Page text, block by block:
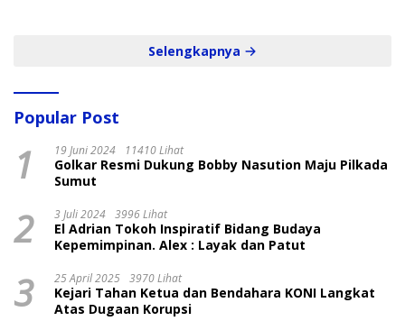
Selengkapnya
Popular Post
1 19 Juni 2024 11410 Lihat
Golkar Resmi Dukung Bobby Nasution Maju Pilkada
Sumut
2 3 Juli 2024 3996 Lihat
El Adrian Tokoh Inspiratif Bidang Budaya
Kepemimpinan. Alex : Layak dan Patut
3 25 April 2025 3970 Lihat
Kejari Tahan Ketua dan Bendahara KONI Langkat
Atas Dugaan Korupsi